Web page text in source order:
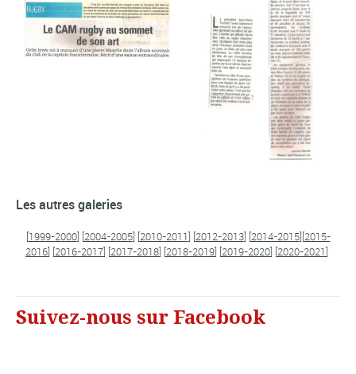
Les autres galeries
[1999-2000] [2004-2005] [2010-2011] [2012-2013] [2014-2015][2015-
2016] [2016-2017] [2017-2018] [2018-2019] [2019-2020] [2020-2021]
Suivez-nous sur Facebook